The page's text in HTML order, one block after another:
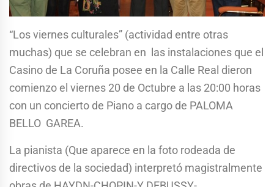
“Los viernes culturales” (actividad entre otras
muchas) que se celebran en las instalaciones que el
Casino de La Coruña posee en la Calle Real dieron
comienzo el viernes 20 de Octubre a las 20:00 horas
con un concierto de Piano a cargo de PALOMA
BELLO GAREA.
La pianista (Que aparece en la foto rodeada de
directivos de la sociedad) interpretó magistralmente